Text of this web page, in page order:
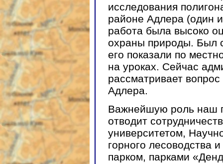
исследования
районе Адлера (один
работа была высоко
охраны природы. Был
его показали по
на уроках. Сейчас
рассматривает
Адлера.
Важнейшую роль наш
отводит
университетом,
горного лесоводства
парком, парками